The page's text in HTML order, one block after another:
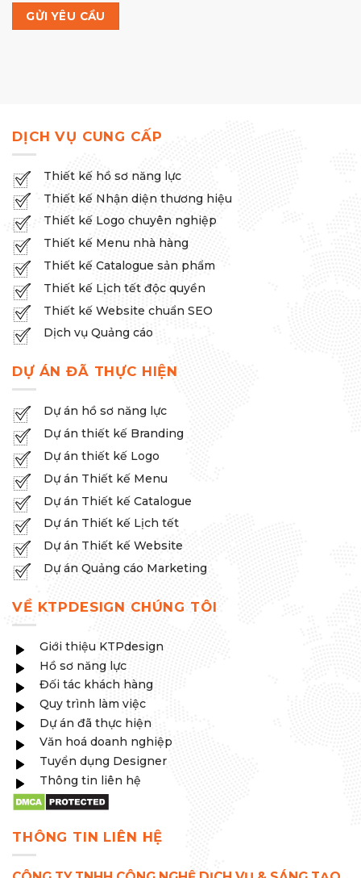
Thiết kế Nhận diện thương hiệu
Thiết kế Logo chuyên nghiệp
Thiết kế Menu nhà hàng
Thiết kế Catalogue sản phẩm
Thiết kế Lịch tết độc quyền
Thiết kế Website chuẩn SEO
Dịch vụ Quảng cáo
DỰ ÁN ĐÃ THỰC HIỆN
Dự án thiết kế Branding
Dự án thiết kế Logo
Dự án Thiết kế Menu
Dự án Thiết kế Catalogue
Dự án Thiết kế Lịch tết
Dự án Thiết kế Website
Dự án Quảng cáo Marketing
VỀ KTPDESIGN CHÚNG TÔI
Hồ sơ năng lực
Đối tác khách hàng
Quy trình làm việc
Dự án đã thực hiện
Văn hoá doanh nghiệp
Tuyển dụng Designer
Thông tin liên hệ
THÔNG TIN LIÊN HỆ
CÔNG TY TNHH CÔNG NGHỆ DỊCH VỤ & SÁNG TẠO
THƯƠNG HIỆU KTP